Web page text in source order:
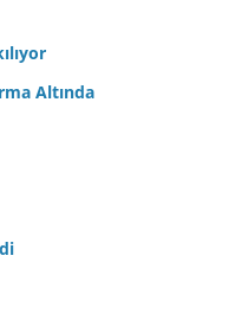
Altında